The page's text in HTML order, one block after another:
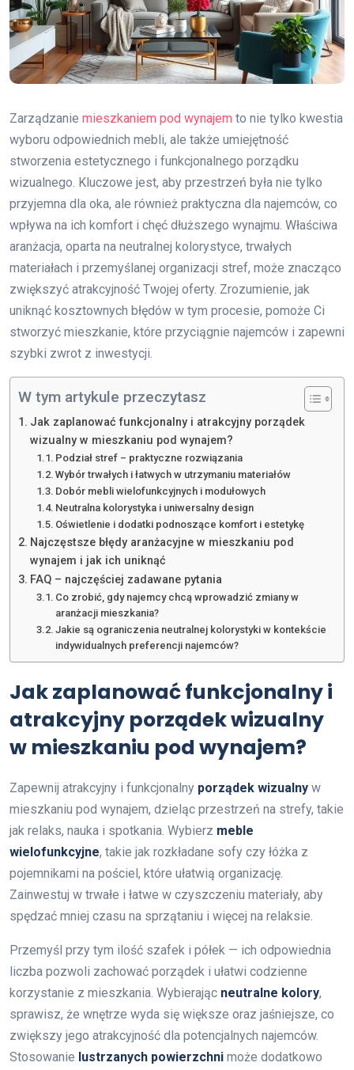
Zarządzanie mieszkaniem pod wynajem to nie tylko kwestia
wyboru odpowiednich mebli, ale także umiejętność
stworzenia estetycznego i funkcjonalnego porządku
wizualnego. Kluczowe jest, aby przestrzeń była nie tylko
przyjemna dla oka, ale również praktyczna dla najemców, co
wpływa na ich komfort i chęć dłuższego wynajmu. Właściwa
aranżacja, oparta na neutralnej kolorystyce, trwałych
materiałach i przemyślanej organizacji stref, może znacząco
zwiększyć atrakcyjność Twojej oferty. Zrozumienie, jak
uniknąć kosztownych błędów w tym procesie, pomoże Ci
stworzyć mieszkanie, które przyciągnie najemców i zapewni
szybki zwrot z inwestycji.
W tym artykule przeczytasz
Jak zaplanować funkcjonalny i atrakcyjny porządek
wizualny w mieszkaniu pod wynajem?
Podział stref – praktyczne rozwiązania
Wybór trwałych i łatwych w utrzymaniu materiałów
Dobór mebli wielofunkcyjnych i modułowych
Neutralna kolorystyka i uniwersalny design
Oświetlenie i dodatki podnoszące komfort i estetykę
Najczęstsze błędy aranżacyjne w mieszkaniu pod
wynajem i jak ich uniknąć
FAQ – najczęściej zadawane pytania
Co zrobić, gdy najemcy chcą wprowadzić zmiany w
aranżacji mieszkania?
Jakie są ograniczenia neutralnej kolorystyki w kontekście
indywidualnych preferencji najemców?
Jak zaplanować funkcjonalny i
atrakcyjny porządek wizualny
w mieszkaniu pod wynajem?
Zapewnij atrakcyjny i funkcjonalny porządek wizualny w
mieszkaniu pod wynajem, dzieląc przestrzeń na strefy, takie
jak relaks, nauka i spotkania. Wybierz meble
wielofunkcyjne, takie jak rozkładane sofy czy łóżka z
pojemnikami na pościel, które ułatwią organizację.
Zainwestuj w trwałe i łatwe w czyszczeniu materiały, aby
spędzać mniej czasu na sprzątaniu i więcej na relaksie.
Przemyśl przy tym ilość szafek i półek — ich odpowiednia
liczba pozwoli zachować porządek i ułatwi codzienne
korzystanie z mieszkania. Wybierając neutralne kolory,
sprawisz, że wnętrze wyda się większe oraz jaśniejsze, co
zwiększy jego atrakcyjność dla potencjalnych najemców.
Stosowanie lustrzanych powierzchni może dodatkowo